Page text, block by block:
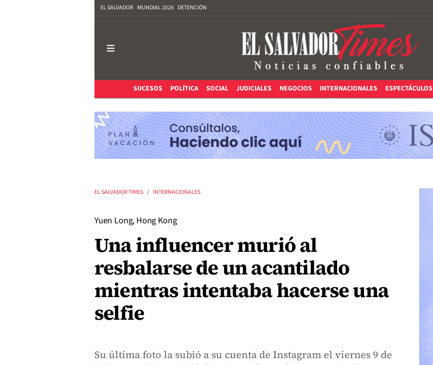
EL SALVADOR MUNDIAL 2026 DETENCIÓN
SUCESOS
POLÍTICA SOCIAL JUDICIALES NEGOCIOS INTERNACIONALES ESPECTÁCULOS
EL SALVADOR TIMES INTERNACIONALES
Yuen Long, Hong Kong
Una influencer murió al
resbalarse de un acantilado
mientras intentaba hacerse una
selfie
Su última foto la subió a su cuenta de Instagram el viernes 9 de